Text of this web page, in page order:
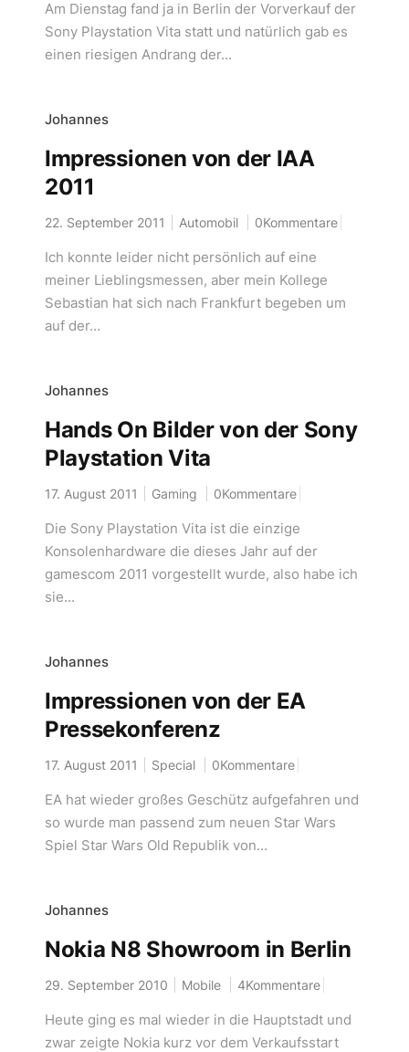
Am Dienstag fand ja in Berlin der Vorverkauf der
Sony Playstation Vita statt und natürlich gab es
einen riesigen Andrang der...
Johannes
Impressionen von der IAA
2011
22. September 2011 Automobil 0Kommentare
Ich konnte leider nicht persönlich auf eine
meiner Lieblingsmessen, aber mein Kollege
Sebastian hat sich nach Frankfurt begeben um
auf der...
Johannes
Hands On Bilder von der Sony
Playstation Vita
17. August 2011 Gaming 0Kommentare
Die Sony Playstation Vita ist die einzige
Konsolenhardware die dieses Jahr auf der
gamescom 2011 vorgestellt wurde, also habe ich
sie...
Johannes
Impressionen von der EA
Pressekonferenz
17. August 2011 Special 0Kommentare
EA hat wieder großes Geschütz aufgefahren und
so wurde man passend zum neuen Star Wars
Spiel Star Wars Old Republik von...
Johannes
Nokia N8 Showroom in Berlin
29. September 2010 Mobile 4Kommentare
Heute ging es mal wieder in die Hauptstadt und
zwar zeigte Nokia kurz vor dem Verkaufsstart